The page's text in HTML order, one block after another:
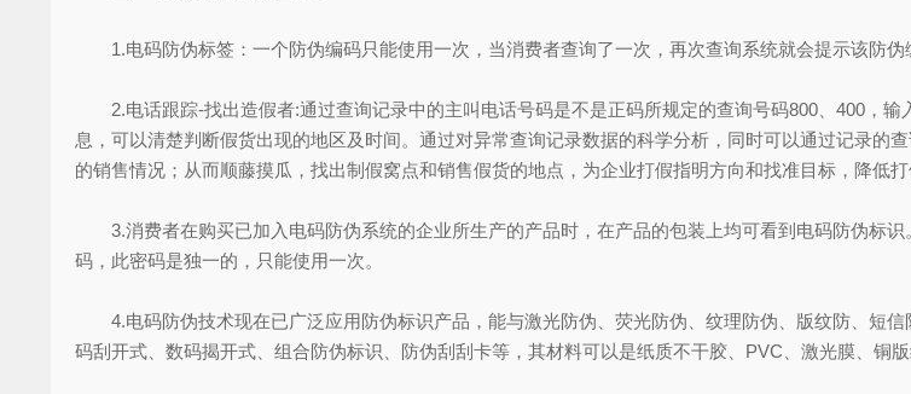
1.电码防伪标签：一个防伪编码只能使用一次，当消费者查询了一次，再次查询系统就会提示该防伪
2.电话跟踪-找出造假者:通过查询记录中的主叫电话号码是不是正码所规定的查询号码800、400，输
息，可以清楚判断假货出现的地区及时间。通过对异常查询记录数据的科学分析，同时可以通过记录的
的销售情况；从而顺藤摸瓜，找出制假窝点和销售假货的地点，为企业打假指明方向和找准目标，降低打
3.消费者在购买已加入电码防伪系统的企业所生产的产品时，在产品的包装上均可看到电码防伪标
码，此密码是独一的，只能使用一次。
4.电码防伪技术现在已广泛应用防伪标识产品，能与激光防伪、荧光防伪、纹理防伪、版纹防、短
码刮开式、数码揭开式、组合防伪标识、防伪刮刮卡等，其材料可以是纸质不干胶、PVC、激光膜、铜版